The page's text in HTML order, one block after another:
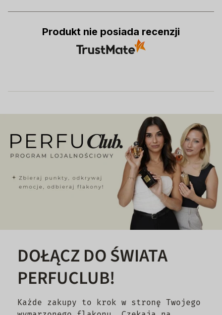
Produkt nie posiada recenzji
DOŁĄCZ DO ŚWIATA
PERFUCLUB!
Każde zakupy to krok w stronę Twojego